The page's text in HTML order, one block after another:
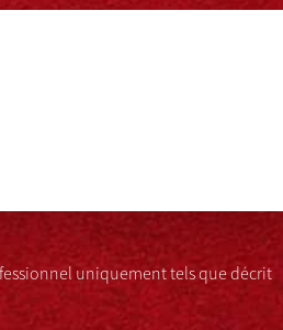
uniquement tels que décrit